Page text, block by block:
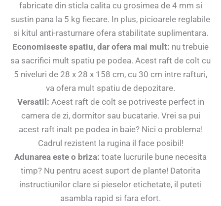
fabricate din sticla calita cu grosimea de 4 mm si
sustin pana la 5 kg fiecare. In plus, picioarele reglabile
si kitul anti-rasturnare ofera stabilitate suplimentara.
Economiseste spatiu, dar ofera mai mult: nu trebuie
sa sacrifici mult spatiu pe podea. Acest raft de colt cu
5 niveluri de 28 x 28 x 158 cm, cu 30 cm intre rafturi,
va ofera mult spatiu de depozitare.
Versatil: Acest raft de colt se potriveste perfect in
camera de zi, dormitor sau bucatarie. Vrei sa pui
acest raft inalt pe podea in baie? Nici o problema!
Cadrul rezistent la rugina il face posibil!
Adunarea este o briza: toate lucrurile bune necesita
timp? Nu pentru acest suport de plante! Datorita
instructiunilor clare si pieselor etichetate, il puteti
asambla rapid si fara efort.